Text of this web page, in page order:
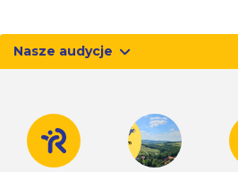
Nasze audycje